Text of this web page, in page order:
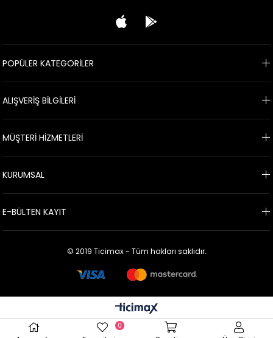
POPÜLER KATEGORİLER
ALIŞVERİŞ BİLGİLERİ
MÜŞTERİ HİZMETLERİ
KURUMSAL
E-BÜLTEN KAYIT
© 2019 Ticimax - Tüm hakları saklıdır.
0